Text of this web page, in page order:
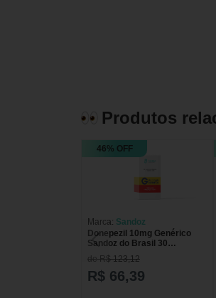
Produtos
46% OFF
Marca: Sandoz
Donepezil 10mg Genérico
Sandoz do Brasil 30
Comprimidos
de R$ 123,12
R$ 66,39